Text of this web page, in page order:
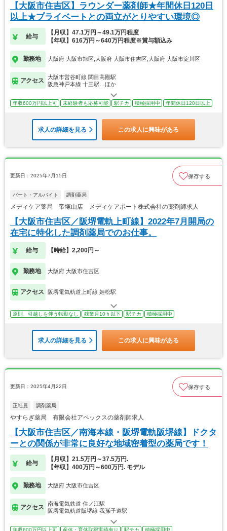
【大阪市住吉区】ラウンダー薬剤師★年間休日120日
以上★プライベートとの両立がとりやすい環境◎
給与
【月収】47.1万円～49.1万円程度
【年収】616万円～640万円程度※賞与額込み
勤務地 大阪府 大阪市旭区,大阪府 大阪市住吉区,大阪府 大阪市淀川区
アクセス
大阪市営谷町線 関目高殿駅
阪急神戸本線 十三駅…ほか
年収600万円以上可 未経験者も応募可能 駅チカ 積極採用中 年間休日120日以上
求人の詳細を見る この求人に興味がある
更新日：2025年7月15日 保存する
パート・アルバイト 調剤薬局
メディケア薬局 帝塚山店 メディケアポート株式会社の薬剤師求人
【大阪市住吉区／阪堺電軌上町線】2022年7月開局の
在宅に特化した調剤薬局でのお仕事。
給与 【時給】2,200円～
勤務地 大阪府 大阪市住吉区
アクセス 阪堺電気軌道上町線 姫松駅
原則、引越しを伴う転勤なし 残業月10ｈ以下 駅チカ 積極採用中
求人の詳細を見る この求人に興味がある
更新日：2025年4月22日 保存する
正社員 調剤薬局
やすらぎ薬局 有限会社アペックスの薬剤師求人
【大阪市住吉区／南海本線・阪堺電軌阪堺線】ドクタ
ーとの関係が非常に良好な地域密着型の薬局です！
給与
【月収】21.5万円～37.5万円.
【年収】400万円～600万円. モデル
勤務地 大阪府 大阪市住吉区
アクセス
南海電気鉄道 住ノ江駅
阪堺電気軌道阪堺線 我孫子道駅
年収600万円以上可 産休・育休取得実績有り 駅チカ 積極採用中